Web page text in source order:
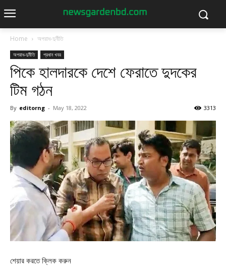
Home অপরাধ-দুর্নীতি
অপরাধ-দুর্নীতি প্রধান খবর
পিকে হালদারকে দেশে ফেরাতে দুদকের
টিম গঠন
By editorng - May 18, 2022 3313
শেয়ার করতে ক্লিক করুন